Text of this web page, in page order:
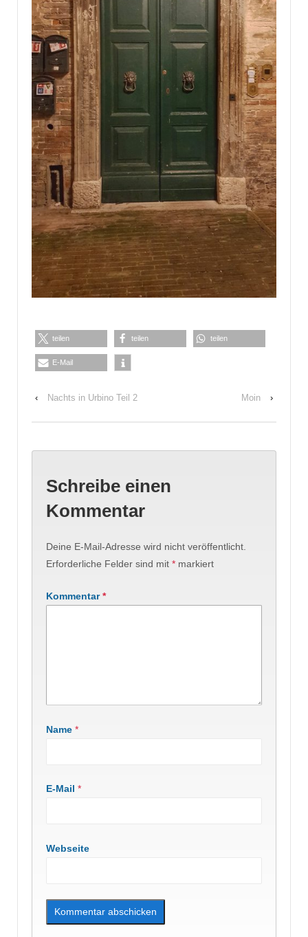
teilen teilen teilen
E-Mail
‹ Nachts in Urbino Teil 2 Moin ›
Schreibe einen
Kommentar
Deine E-Mail-Adresse wird nicht veröffentlicht.
Erforderliche Felder sind mit * markiert
Kommentar*
Name *
E-Mail *
Webseite